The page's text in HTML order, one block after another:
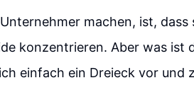
machen, ist,
konzentrieren. Aber was ist
einfach ein Dreieck vor und